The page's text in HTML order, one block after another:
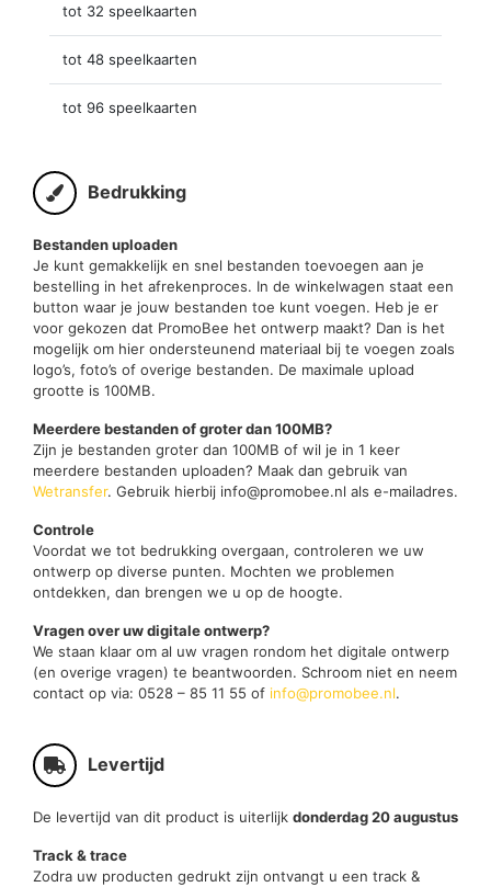
tot 32 speelkaarten
tot 48 speelkaarten
tot 96 speelkaarten
Bedrukking
Bestanden uploaden
Je kunt gemakkelijk en snel bestanden toevoegen aan je
bestelling in het afrekenproces. In de winkelwagen staat een
button waar je jouw bestanden toe kunt voegen. Heb je er
voor gekozen dat PromoBee het ontwerp maakt? Dan is het
mogelijk om hier ondersteunend materiaal bij te voegen zoals
logo’s, foto’s of overige bestanden. De maximale upload
grootte is 100MB.
Meerdere bestanden of groter dan 100MB?
Zijn je bestanden groter dan 100MB of wil je in 1 keer
meerdere bestanden uploaden? Maak dan gebruik van
Wetransfer. Gebruik hierbij info@promobee.nl als e-mailadres.
Controle
Voordat we tot bedrukking overgaan, controleren we uw
ontwerp op diverse punten. Mochten we problemen
ontdekken, dan brengen we u op de hoogte.
Vragen over uw digitale ontwerp?
We staan klaar om al uw vragen rondom het digitale ontwerp
(en overige vragen) te beantwoorden. Schroom niet en neem
contact op via: 0528 – 85 11 55 of info@promobee.nl.
Levertijd
De levertijd van dit product is uiterlijk donderdag 20 augustus
Track & trace
Zodra uw producten gedrukt zijn ontvangt u een track &